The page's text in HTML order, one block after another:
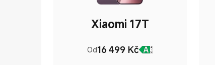
Xiaomi 17T
Od16 499 Kč
Current Price Kč16499